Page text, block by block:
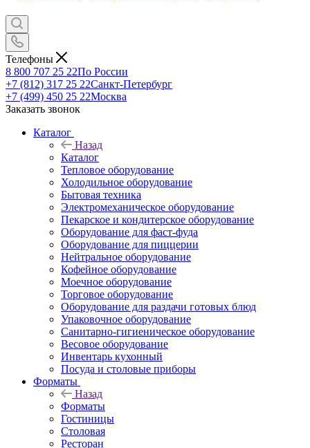
Телефоны
8 800 707 25 22По России
+7 (812) 317 25 22Санкт-Петербург
+7 (499) 450 25 22Москва
Заказать звонок
Каталог
Назад
Каталог
Тепловое оборудование
Холодильное оборудование
Бытовая техника
Электромеханическое оборудование
Пекарское и кондитерское оборудование
Оборудование для фаст-фуда
Оборудование для пиццерии
Нейтральное оборудование
Кофейное оборудование
Моечное оборудование
Торговое оборудование
Оборудование для раздачи готовых блюд
Упаковочное оборудование
Санитарно-гигиеническое оборудование
Весовое оборудование
Инвентарь кухонный
Посуда и столовые приборы
Форматы
Назад
Форматы
Гостиницы
Столовая
Ресторан